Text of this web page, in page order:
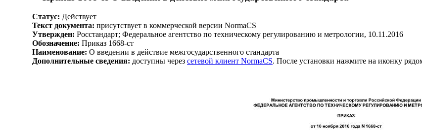
Статус: Действует
Текст документа: присутствует в коммерческой версии NormaCS
Утвержден: Росстандарт; Федеральное агентство по техническому регулированию и метрологии, 10.11.2016
Обозначение: Приказ 1668-ст
Наименование: О введении в действие межгосударственного стандарта
Дополнительные сведения: доступны через сетевой клиент NormaCS. После установки нажмите на иконку